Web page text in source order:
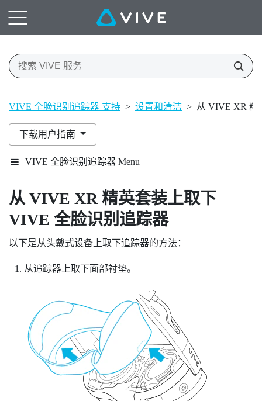
VIVE 全脸识别追踪器 支持 > 设置和清洁 > 从 VIVE XR 精
下载用户指南
VIVE 全脸识别追踪器 Menu
从 VIVE XR 精英套装上取下
VIVE 全脸识别追踪器
以下是从头戴式设备上取下追踪器的方法：
从追踪器上取下面部衬垫。